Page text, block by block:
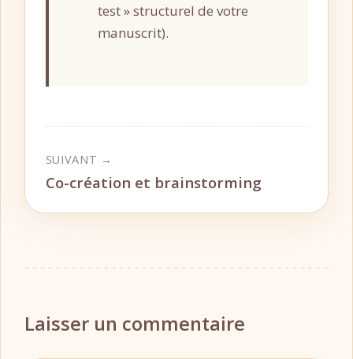
test » structurel de votre
manuscrit).
SUIVANT →
Co-création et brainstorming
Laisser un commentaire